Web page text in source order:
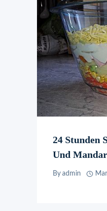
24 Stunden
Und
By admin